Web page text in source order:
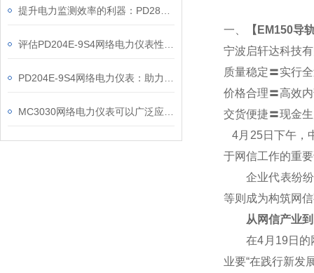
一、 【 EM150导
宁波启轩达科技
质量稳定〓实行
价格合理〓高效
交货便捷〓现金
4月25日下午，
于网信工作的重
企业代表纷纷表
等则成为构筑网
从网信产业到
在4月19日的网
业要“在践行新发